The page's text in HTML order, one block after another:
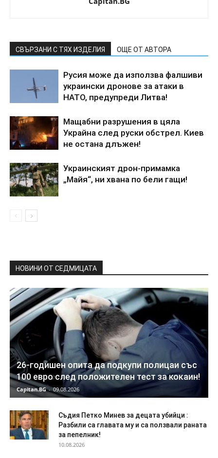
СВЪРЗАНИ С ТЯХ ИЗДЕЛИЯ ОЩЕ ОТ АВТОРА
Русия може да използва фалшиви
украински дронове за атаки в
НАТО, предупреди Литва!
Мащабни разрушения в цяла
Украйна след руски обстрел. Киев
не остана длъжен!
Украинският дрон-примамка
„Майя“, ни хвана по бели гащи!
НОВИНИ ОТ СЕДМИЦАТА
26-годишен опита да подкупи полицаи със
100 евро след положителен тест за кокаин!
Capitan.BG - 09.08.2026
Съдия Петко Минев за децата убийци :
Разбили са главата му и са ползвали раната
за пепелник!
10.08.2026